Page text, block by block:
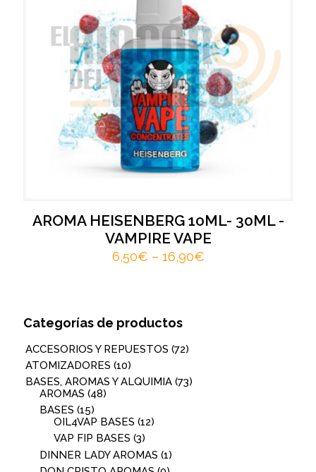
AROMA HEISENBERG 10ML- 30ML -
VAMPIRE VAPE
6,50€ – 16,90€
Categorías de productos
ACCESORIOS Y REPUESTOS (72)
ATOMIZADORES (10)
BASES, AROMAS Y ALQUIMIA (73)
AROMAS (48)
BASES (15)
OIL4VAP BASES (12)
VAP FIP BASES (3)
DINNER LADY AROMAS (1)